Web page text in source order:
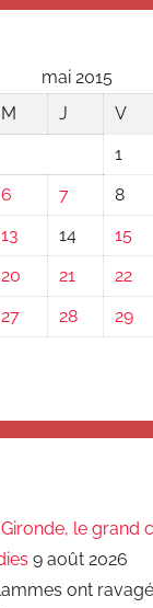
mai 2015
M J V
1
6 7 8
13 14 15
20 21 22
27 28 29
le grand
9 août 2026
ont